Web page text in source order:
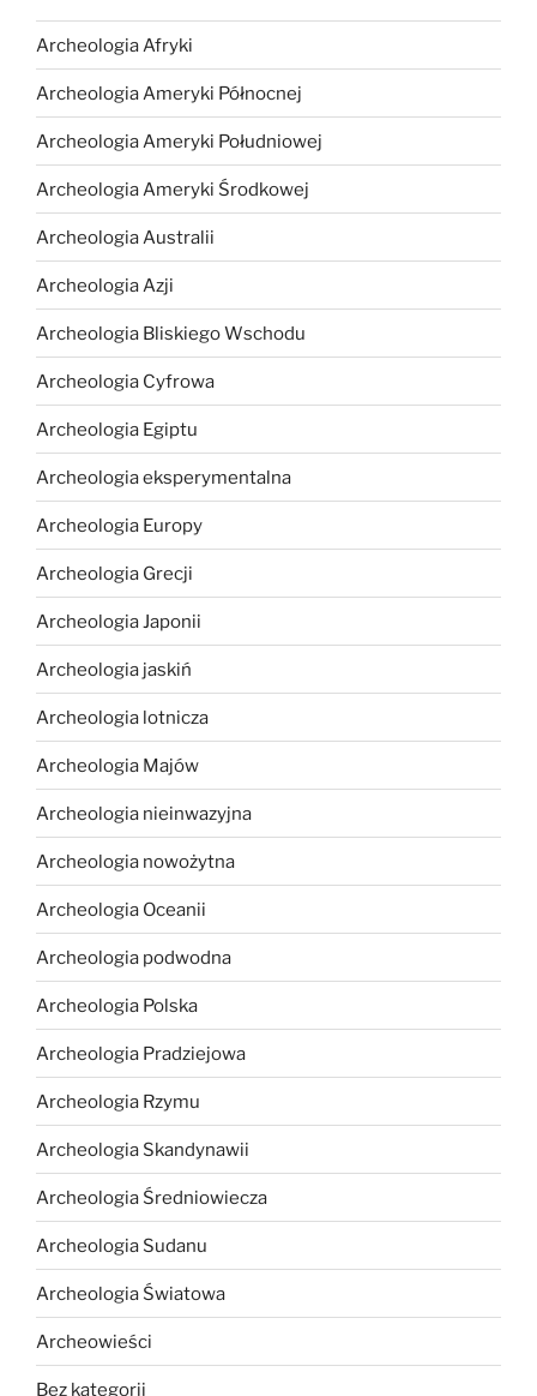
Archeologia Afryki
Archeologia Ameryki Północnej
Archeologia Ameryki Południowej
Archeologia Ameryki Środkowej
Archeologia Australii
Archeologia Azji
Archeologia Bliskiego Wschodu
Archeologia Cyfrowa
Archeologia Egiptu
Archeologia eksperymentalna
Archeologia Europy
Archeologia Grecji
Archeologia Japonii
Archeologia jaskiń
Archeologia lotnicza
Archeologia Majów
Archeologia nieinwazyjna
Archeologia nowożytna
Archeologia Oceanii
Archeologia podwodna
Archeologia Polska
Archeologia Pradziejowa
Archeologia Rzymu
Archeologia Skandynawii
Archeologia Średniowiecza
Archeologia Sudanu
Archeologia Światowa
Archeowieści
Bez kategorii